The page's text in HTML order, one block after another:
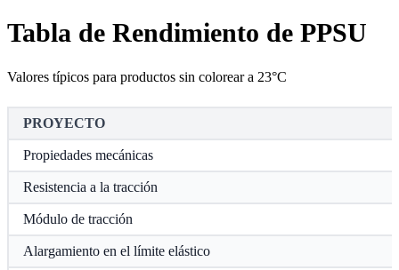
Tabla de Rendimiento de PPSU
Valores típicos para productos sin colorear a 23°C
PROYECTO
Propiedades mecánicas
Resistencia a la tracción
Módulo de tracción
Alargamiento en el límite elástico